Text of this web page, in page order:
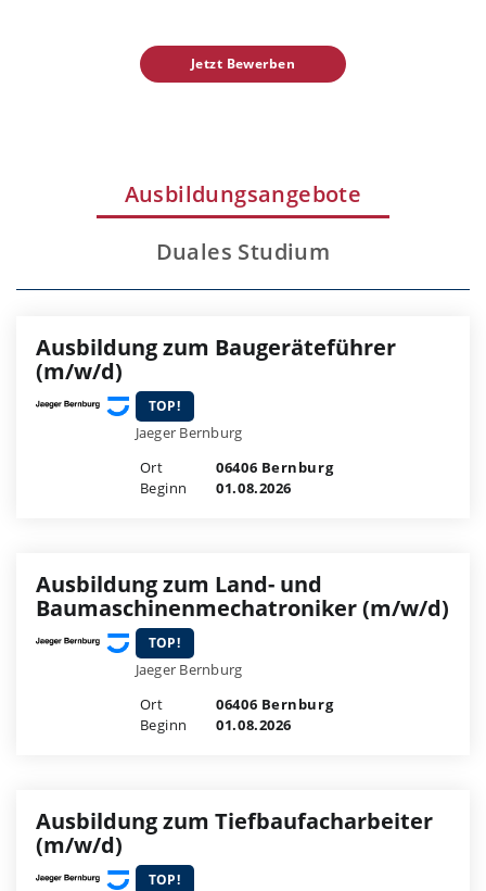
Jetzt Bewerben
Ausbildungsangebote
Duales Studium
Ausbildung zum Baugeräteführer
(m/w/d)
TOP!
Jaeger Bernburg
Ort
06406 Bernburg
Beginn
01.08.2026
Ausbildung zum Land- und
Baumaschinenmechatroniker (m/w/d)
TOP!
Jaeger Bernburg
Ort
06406 Bernburg
Beginn
01.08.2026
Ausbildung zum Tiefbaufacharbeiter
(m/w/d)
TOP!